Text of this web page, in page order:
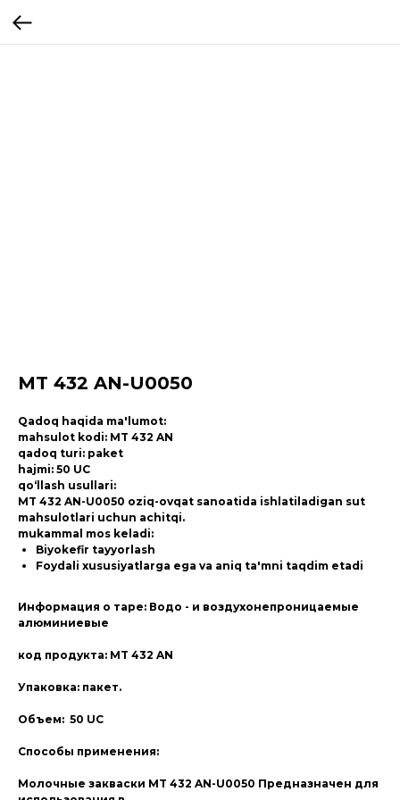
MT 432 AN-U0050
Qadoq haqida ma'lumot:
mahsulot kodi: MT 432 AN
qadoq turi: paket
hajmi: 50 UC
qo‘llash usullari:
MT 432 AN-U0050 oziq-ovqat sanoatida ishlatiladigan sut
mahsulotlari uchun achitqi.
mukammal mos keladi:
Biyokefir tayyorlash
Foydali xususiyatlarga ega va aniq ta'mni taqdim etadi
Информация о таре: Водо - и воздухонепроницаемые
алюминиевые
код продукта: MT 432 AN
Упаковка: пакет.
Объем: 50 UC
Способы применения:
Молочные закваски MT 432 AN-U0050 Предназначен для